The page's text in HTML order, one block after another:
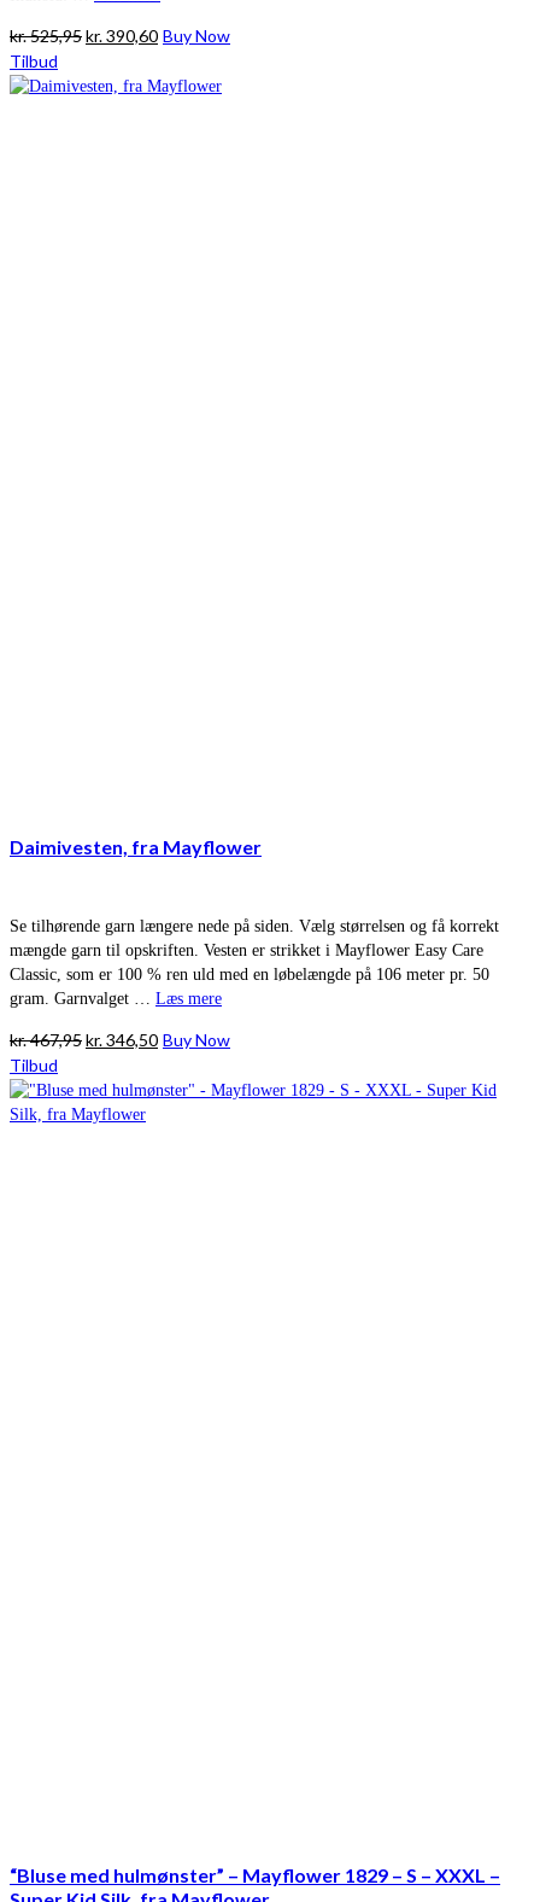
kr.525,95Den
pris
kr.390,60Den
pris
Buy Now
Tilbud
Daimivesten, fra Mayflower
Se tilhørende garn længere nede på siden. Vælg størrelsen og få korrekt
mængde garn til opskriften. Vesten er strikket i Mayflower Easy Care
Classic, som er 100 % ren uld med en løbelængde på 106 meter pr. 50
gram. Garnvalget … Læs mere
kr.467,95Den
pris
var:
kr.346,50Den
pris
Buy Now
Tilbud
“Bluse med hulmønster” – Mayflower 1829 – S – XXXL –